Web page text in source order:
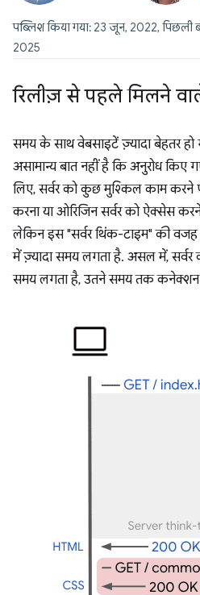
पब्लिश किया गया: 23 जून, 2022, पिछली
2025
रिलीज़ से पहले मिलने
समय के साथ वेबसाइटें ज़्यादा बेहतर
असामान्य बात नहीं है कि अनुरोध
लिए, सर्वर को कुछ मुश्किल काम
करना या ओरिजिन सर्वर को ऐक्सेस
लेकिन इस "सर्वर थिंक-टाइम" की
में ज़्यादा समय लगता है. असल में, सर्वर
समय लगता है, उतने समय तक कनेक्शन